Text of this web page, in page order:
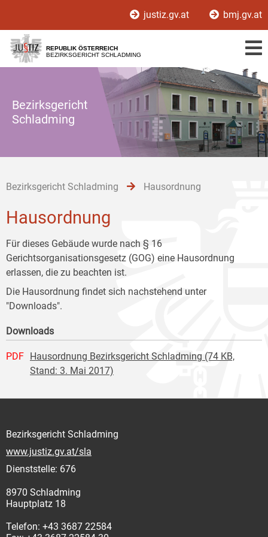
[1]
[2]
[3]
justiz.gv.at bmj.gv.at
REPUBLIK ÖSTERREICH
BEZIRKSGERICHT SCHLADMING
Bezirksgericht
Schladming
Bezirksgericht Schladming Hausordnung
Hausordnung
Für dieses Gebäude wurde nach § 16
Gerichtsorganisationsgesetz (GOG) eine Hausordnung
erlassen, die zu beachten ist.
Die Hausordnung findet sich nachstehend unter
"Downloads".
Downloads
PDF
Hausordnung Bezirksgericht Schladming (74 KB,
Stand: 3. Mai 2017)
Bezirksgericht Schladming
www.justiz.gv.at/sla
Dienststelle: 676
8970 Schladming
Hauptplatz 18
Telefon: +43 3687 22584